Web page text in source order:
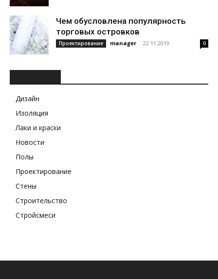
Чем обусловлена популярность
торговых островков
Проектирование manager - 22.11.2019 0
Дизайн
Изоляция
Лаки и краски
Новости
Полы
Проектирование
Стены
Строительство
Стройсмеси